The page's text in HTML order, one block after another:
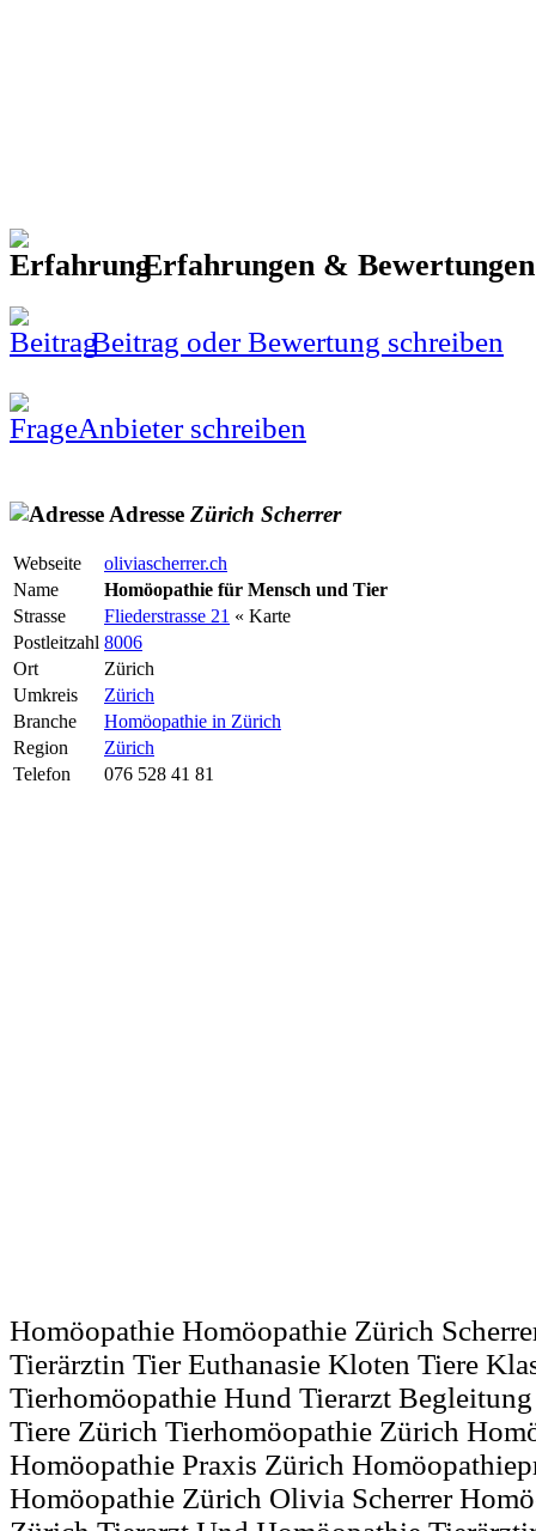
Erfahrungen &
Beitrag oder Bewertung schreiben
Anbieter schreiben
Adresse Zürich Scherrer
Webseite
oliviascherrer.ch
Name
Homöopathie für Mensch und Tier
Strasse
Fliederstrasse 21 « Karte
Postleitzahl 8006
Ort
Zürich
Umkreis
Zürich
Branche
Homöopathie in Zürich
Region
Zürich
Telefon
076 528 41 81
Homöopathie Homöopathie Zürich
Tierärztin Tier Euthanasie Kloten Tiere
Tierhomöopathie Hund Tierarzt
Tiere Zürich Tierhomöopathie Zürich
Homöopathie Praxis Zürich
Homöopathie Zürich Olivia Scherrer